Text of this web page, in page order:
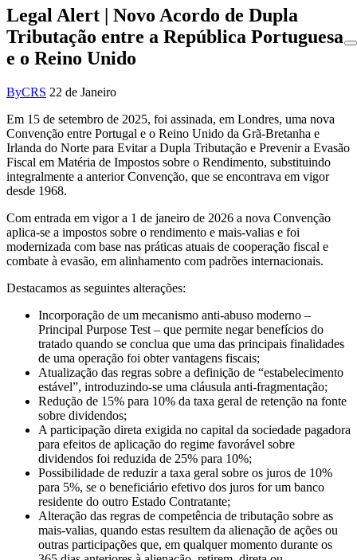
Legal Alert | Novo Acordo de Dupla
Tributação entre a República Portuguesa
e o Reino Unido
ByCRS 22 de Janeiro
Em 15 de setembro de 2025, foi assinada, em Londres, uma nova
Convenção entre Portugal e o Reino Unido da Grã-Bretanha e
Irlanda do Norte para Evitar a Dupla Tributação e Prevenir a Evasão
Fiscal em Matéria de Impostos sobre o Rendimento, substituindo
integralmente a anterior Convenção, que se encontrava em vigor
desde 1968.
Com entrada em vigor a 1 de janeiro de 2026 a nova Convenção
aplica-se a impostos sobre o rendimento e mais-valias e foi
modernizada com base nas práticas atuais de cooperação fiscal e
combate à evasão, em alinhamento com padrões internacionais.
Destacamos as seguintes alterações:
Incorporação de um mecanismo anti-abuso moderno –
Principal Purpose Test – que permite negar benefícios do
tratado quando se conclua que uma das principais finalidades
de uma operação foi obter vantagens fiscais;
Atualização das regras sobre a definição de “estabelecimento
estável”, introduzindo-se uma cláusula anti-fragmentação;
Redução de 15% para 10% da taxa geral de retenção na fonte
sobre dividendos;
A participação direta exigida no capital da sociedade pagadora
para efeitos de aplicação do regime favorável sobre
dividendos foi reduzida de 25% para 10%;
Possibilidade de reduzir a taxa geral sobre os juros de 10%
para 5%, se o beneficiário efetivo dos juros for um banco
residente do outro Estado Contratante;
Alteração das regras de competência de tributação sobre as
mais-valias, quando estas resultem da alienação de ações ou
outras participações que, em qualquer momento durante os